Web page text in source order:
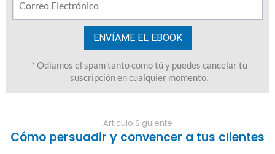
Articulo Siguiente
Cómo persuadir y convencer a tus clientes